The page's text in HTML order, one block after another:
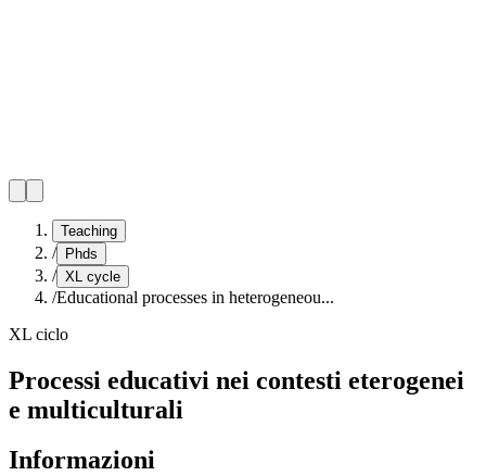
Teaching
/ Phds
/ XL cycle
/Educational processes in heterogeneou...
XL ciclo
Processi educativi nei contesti eterogenei
e multiculturali
Informazioni